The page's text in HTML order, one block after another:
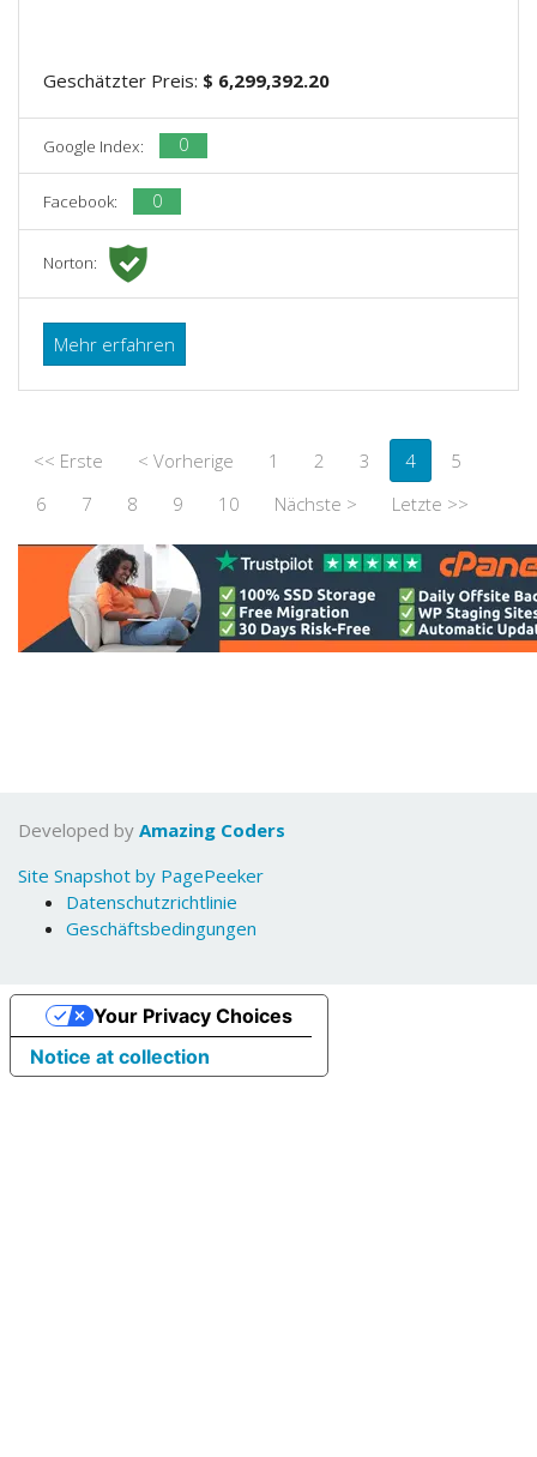
Geschätzter Preis: $ 6,299,392.20
Google Index: 0
Facebook: 0
Norton:
Mehr erfahren
<< Erste < Vorherige 1 2 3 4
5
6
7 8 9 10 Nächste > Letzte >>
Developed by Amazing Coders
Site Snapshot by PagePeeker
Datenschutzrichtlinie
Geschäftsbedingungen
Notice at collection
Your Privacy Choices